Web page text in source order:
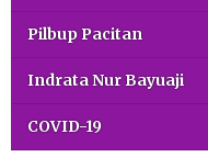
Pilbup Pacitan
Indrata Nur Bayuaji
COVID-19